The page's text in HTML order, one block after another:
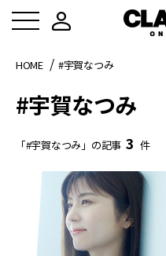
HOME #宇賀なつみ
#宇賀なつみ
「#宇賀なつみ」の記事 3 件